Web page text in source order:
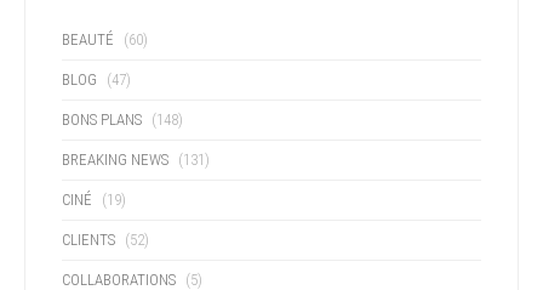
BEAUTÉ (60)
BLOG (47)
BONS PLANS (148)
BREAKING NEWS (131)
CINÉ (19)
CLIENTS (52)
COLLABORATIONS (5)